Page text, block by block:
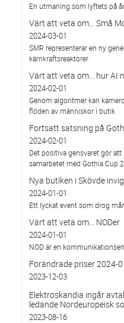
En utmaning som lyftets på
Värt att veta om... Små
2024-03-01
SMR representerar en ny
kärnkraftsreaktorer
Värt att veta om… hur AI
2024-02-01
Genom algoritmer kan
flöden av människor i butik
Fortsatt satsning på
2024-02-01
Det positiva gensvaret gör
samarbetet med Gothia Cup
Nya butiken i Skövde
2024-01-01
Ett lyckat event som drog
Värt att veta om... NODer
2024-01-01
NOD är en
Förändrade priser 2024-
2023-12-03
Elektroskandia ingår
ledande Nordeuropeisk
2023-08-16